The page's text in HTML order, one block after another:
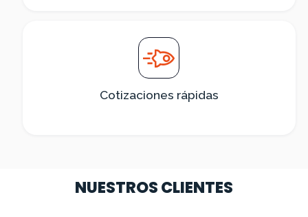
Cotizaciones rápidas
NUESTROS CLIENTES